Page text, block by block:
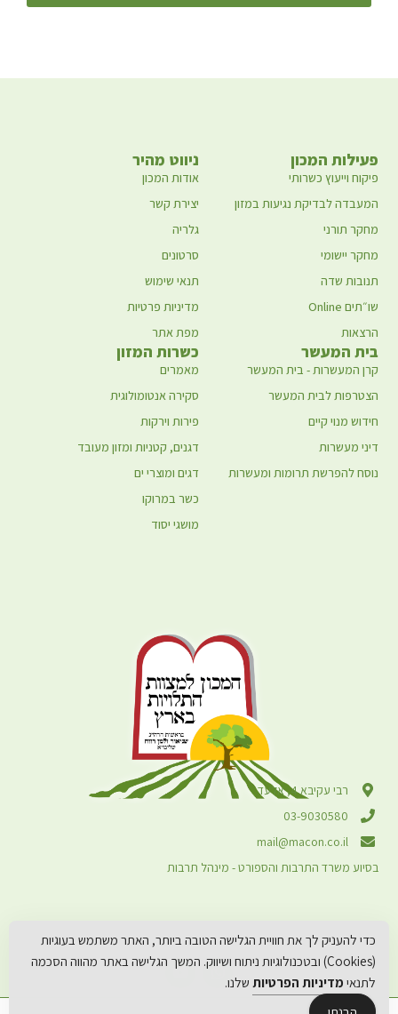
רבי עקיבא 4, אלעד
03-9030580
mail@macon.co.il
בסיוע משרד התרבות והספורט - מינהל תרבות
ניווט מהיר
אודות המכון
יצירת קשר
גלריה
סרטונים
תנאי שימוש
מדיניות פרטיות
מפת אתר
פעילות המכון
פיקוח וייעוץ כשרותי
המעבדה לבדיקת נגיעות במזון
מחקר תורני
מחקר יישומי
תנובות שדה
שו״תים Online
הרצאות
כשרות המזון
מאמרים
סקירה אנטומולוגית
פירות וירקות
דגנים, קטניות ומזון מעובד
דגים ומוצרי ים
כשר במרוקו
מושגי יסוד
בית המעשר
קרן המעשרות - בית המעשר
הצטרפות לבית המעשר
חידוש מנוי קיים
דיני מעשרות
נוסח להפרשת תרומות ומעשרות
כדי להעניק לך את חוויית הגלישה הטובה ביותר, האתר משתמש בעוגיות
(Cookies) ובטכנולוגיות ניתוח ושיווק. המשך הגלישה באתר מהווה הסכמה
לתנאי מדיניות הפרטיות שלנו.